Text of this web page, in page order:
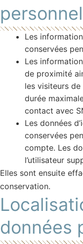
Les
conservées
Les
de proximité
les visiteurs
durée
contact avec
Les données
conservées
compte. Les
l’utilisateur
Elles sont ensuite
conservation.
données